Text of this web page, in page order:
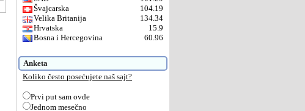
Švajcarska
104.19
Velika Britanija
134.34
Hrvatska
15.9
Bosna i Hercegovina
60.96
Anketa
Koliko često posećujete naš sajt?
Prvi put sam ovde
Jednom mesečno